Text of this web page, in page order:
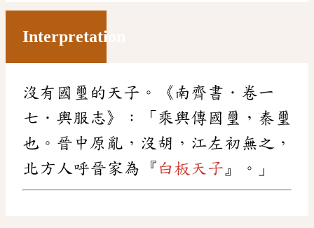
Interpretation
沒有國璽的天子。《南齊書．卷一
七．輿服志》：「乘輿傳國璽，秦璽
也。晉中原亂，沒胡，江左初無之，
北方人呼晉家為『 白板天子 』。」